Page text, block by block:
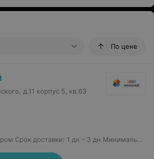
По цене
д.11 корпус 5, кв.63
Срок доставки: 1 дн - 3 дн Минимальная сумма заказа: 50 руб.